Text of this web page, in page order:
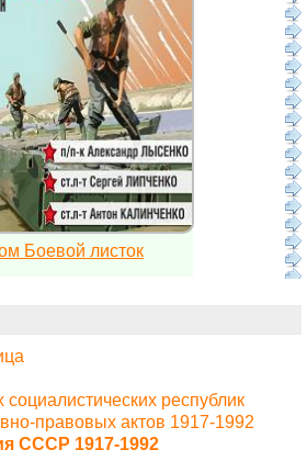
Боевой листок
социалистических республик
правовых актов 1917-1992
СССР 1917-1992